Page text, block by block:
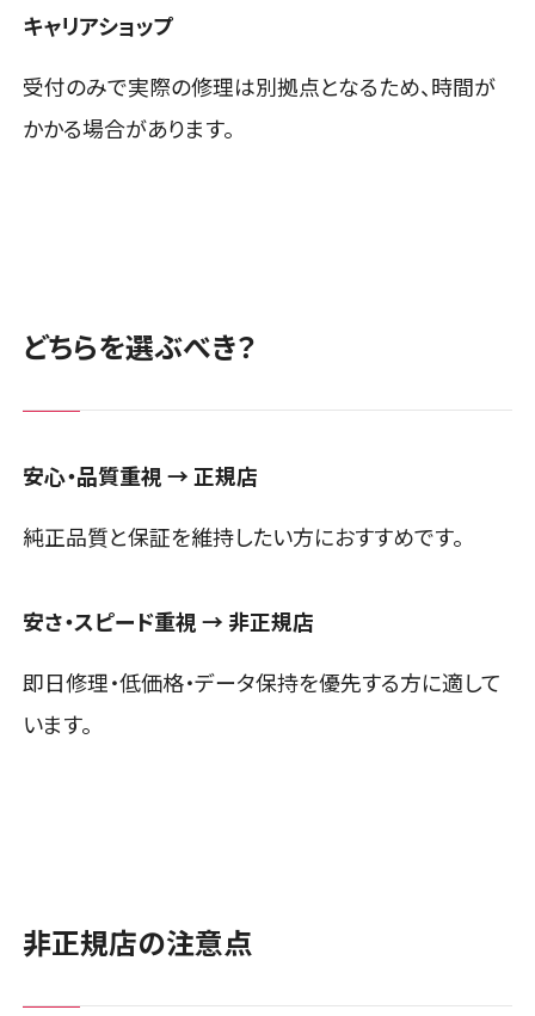
キャリアショップ
受付のみで実際の修理は別拠点となるため、時間が
かかる場合があります。
どちらを選ぶべき？
安心・品質重視 → 正規店
純正品質と保証を維持したい方におすすめです。
安さ・スピード重視 → 非正規店
即日修理・低価格・データ保持を優先する方に適して
います。
非正規店の注意点